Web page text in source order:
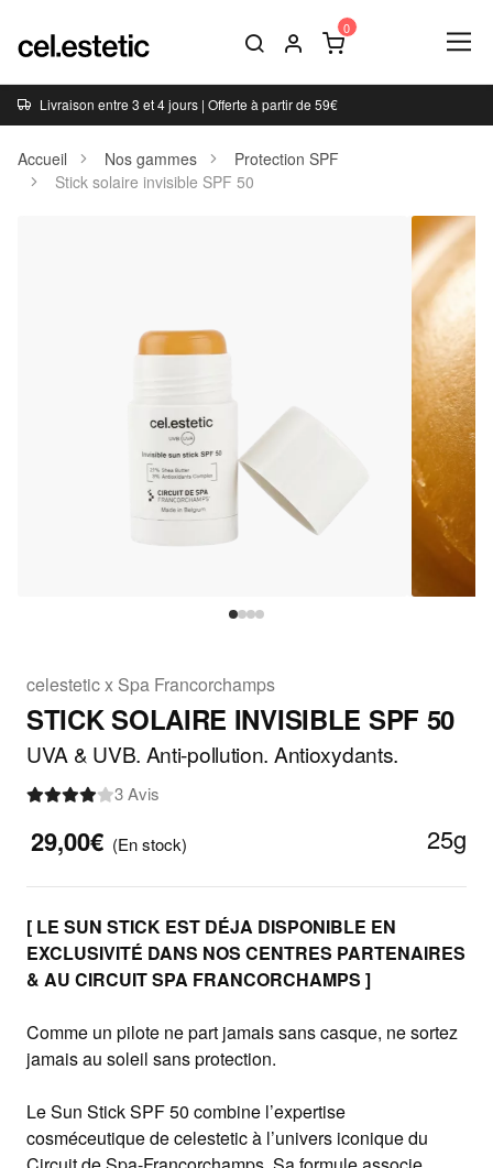
Livraison entre 3 et 4 jours | Offerte à partir de 59€
Accueil Nos gammes
Protection SPF
Stick solaire invisible SPF 50
celestetic x Spa Francorchamps
STICK SOLAIRE INVISIBLE SPF 50
UVA & UVB. Anti-pollution. Antioxydants.
3 Avis
29,00€ 25g
(En stock)
[ LE SUN STICK EST DÉJA DISPONIBLE EN
EXCLUSIVITÉ DANS NOS CENTRES PARTENAIRES
& AU CIRCUIT SPA FRANCORCHAMPS ]
Comme un pilote ne part jamais sans casque, ne sortez
jamais au soleil sans protection.
Le Sun Stick SPF 50 combine l’expertise
cosméceutique de celestetic à l’univers iconique du